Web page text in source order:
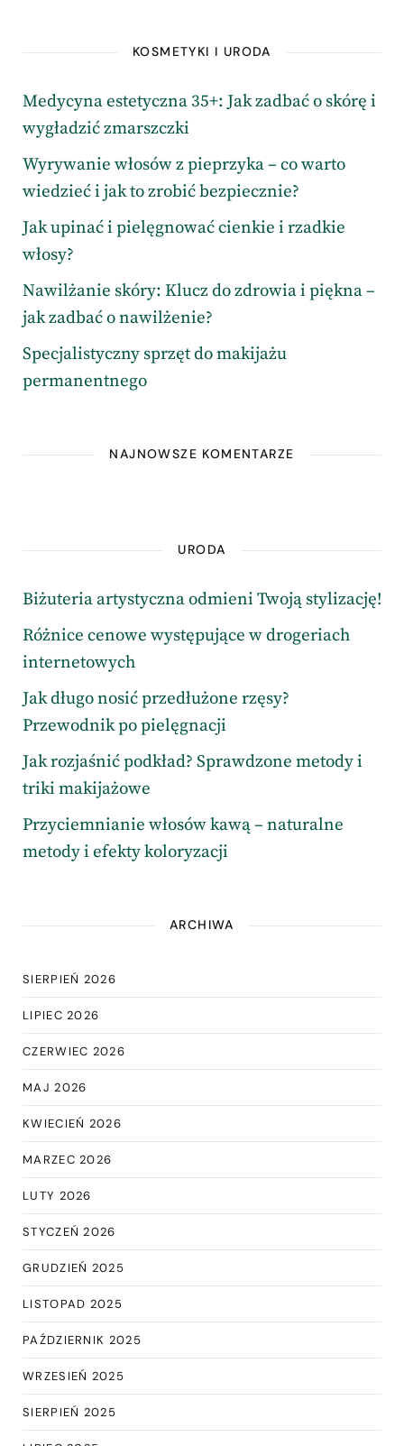
KOSMETYKI I URODA
Medycyna estetyczna 35+: Jak zadbać o skórę i
wygładzić zmarszczki
Wyrywanie włosów z pieprzyka – co warto
wiedzieć i jak to zrobić bezpiecznie?
Jak upinać i pielęgnować cienkie i rzadkie
włosy?
Nawilżanie skóry: Klucz do zdrowia i piękna –
jak zadbać o nawilżenie?
Specjalistyczny sprzęt do makijażu
permanentnego
NAJNOWSZE KOMENTARZE
URODA
Biżuteria artystyczna odmieni Twoją stylizację!
Różnice cenowe występujące w drogeriach
internetowych
Jak długo nosić przedłużone rzęsy?
Przewodnik po pielęgnacji
Jak rozjaśnić podkład? Sprawdzone metody i
triki makijażowe
Przyciemnianie włosów kawą – naturalne
metody i efekty koloryzacji
ARCHIWA
SIERPIEŃ 2026
LIPIEC 2026
CZERWIEC 2026
MAJ 2026
KWIECIEŃ 2026
MARZEC 2026
LUTY 2026
STYCZEŃ 2026
GRUDZIEŃ 2025
LISTOPAD 2025
PAŹDZIERNIK 2025
WRZESIEŃ 2025
SIERPIEŃ 2025